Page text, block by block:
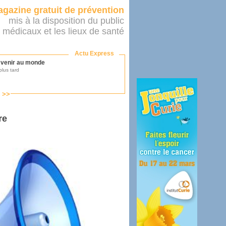
gratuit de prévention
mis à la disposition du public
et les lieux de santé
Actu Express
>>
au monde
tard
par le ministère...
son médecin